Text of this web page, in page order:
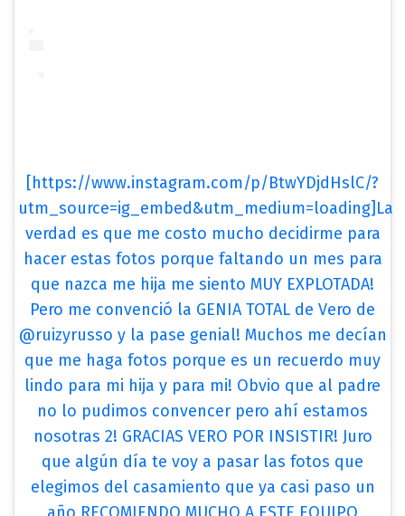
[https://www.instagram.com/p/BtwYDjdHslC/?
utm_source=ig_embed&utm_medium=loading]La
verdad es que me costo mucho decidirme para
hacer estas fotos porque faltando un mes para
que nazca me hija me siento MUY EXPLOTADA!
Pero me convenció la GENIA TOTAL de Vero de
@ruizyrusso y la pase genial! Muchos me decían
que me haga fotos porque es un recuerdo muy
lindo para mi hija y para mi! Obvio que al padre
no lo pudimos convencer pero ahí estamos
nosotras 2! GRACIAS VERO POR INSISTIR! Juro
que algún día te voy a pasar las fotos que
elegimos del casamiento que ya casi paso un